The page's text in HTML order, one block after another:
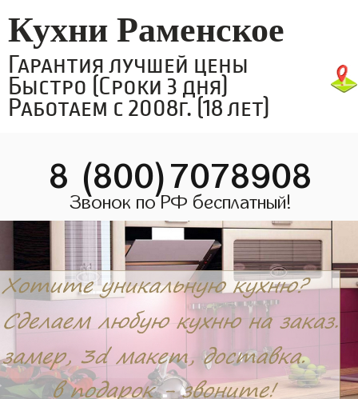
Кухни Раменское
Гарантия лучшей цены
Быстро (Сроки 3 дня)
Работаем с 2008г. (18 лет)
8 (800)7078908
Звонок по РФ бесплатный!